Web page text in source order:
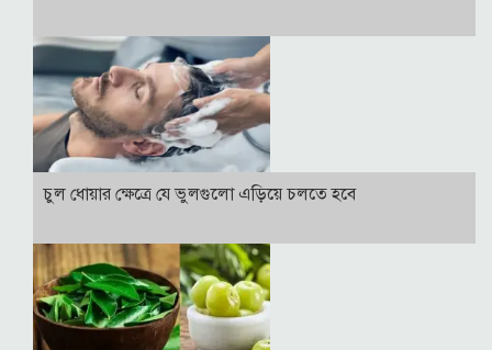
চুল ধোয়ার ক্ষেত্রে যে ভুলগুলো এড়িয়ে চলতে হবে